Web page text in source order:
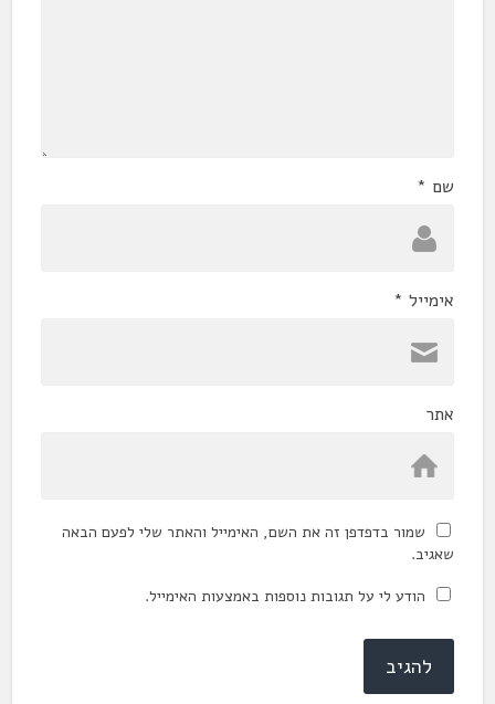
שם *
אימייל *
אתר
שמור בדפדפן זה את השם, האימייל והאתר שלי לפעם הבאה
שאגיב.
הודע לי על תגובות נוספות באמצעות האימייל.